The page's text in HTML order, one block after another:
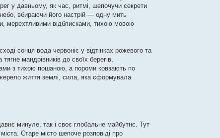
у давньому, як час, ритмі, шепочучи секрети
вбираючи його настрій — одну мить
мерехтливими відблисками, тихою мовою
сонця вода червоніє у відтінках рожевого та
мандрівників до своїх берегів,
з тихою пошаною, а пороми ковзають по
життя землі, сила, яка сформувала
минуле, так і своє глобальне майбутнє. Тут
Старе місто шепоче розповіді про